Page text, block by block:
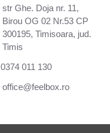
str Ghe. Doja nr. 11,
Birou OG 02 Nr.53 CP
300195, Timisoara, jud.
Timis
0374 011 130
office@feelbox.ro